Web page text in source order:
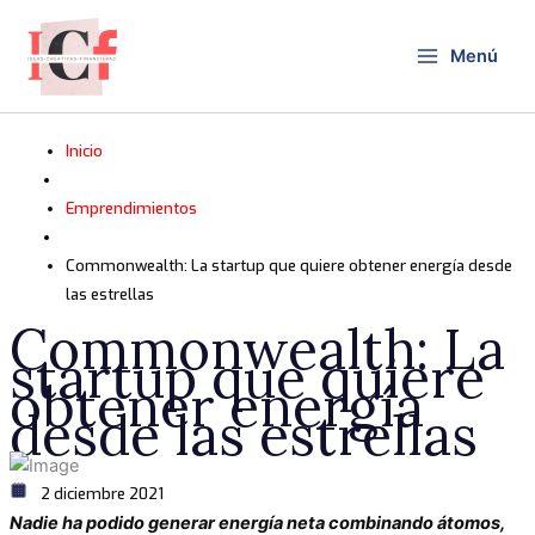
contenido
Menú
Inicio
Emprendimientos
Commonwealth: La startup que quiere obtener energía desde
las estrellas
Commonwealth: La
startup que quiere
obtener energía
desde las estrellas
2 diciembre 2021
Nadie ha podido generar energía neta combinando átomos,